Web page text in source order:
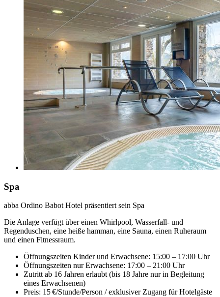
Spa
abba Ordino Babot Hotel präsentiert sein Spa
Die Anlage verfügt über einen Whirlpool, Wasserfall- und
Regenduschen, eine heiße hamman, eine Sauna, einen Ruheraum
und einen Fitnessraum.
Öffnungszeiten Kinder und Erwachsene: 15:00 – 17:00 Uhr
Öffnungszeiten nur Erwachsene: 17:00 – 21:00 Uhr
Zutritt ab 16 Jahren erlaubt (bis 18 Jahre nur in Begleitung
eines Erwachsenen)
Preis: 15 €/Stunde/Person / exklusiver Zugang für Hotelgäste